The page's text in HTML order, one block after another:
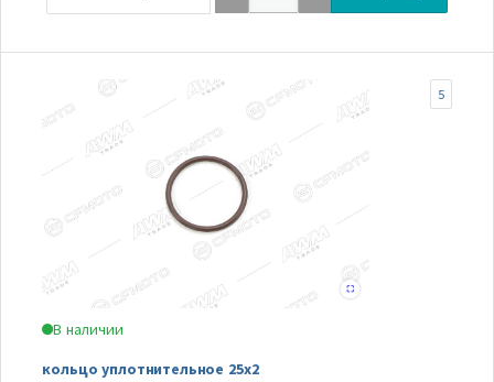
В наличии
кольцо уплотнительное 25х2
5